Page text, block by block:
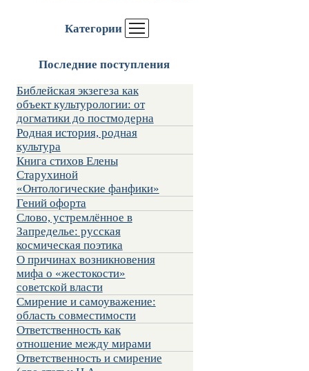
Категории
Последние поступления
Библейская экзегеза как
объект культурологии: от
догматики до постмодерна
Родная история, родная
культура
Книга стихов Елены
Старухиной
«Онтологические фанфики»
Гений офорта
Слово, устремлённое в
Запределье: русская
космическая поэтика
О причинах возникновения
мифа о «жестокости»
советской власти
Смирение и самоуважение:
область совместимости
Ответственность как
отношение между мирами
Ответственность и смирение